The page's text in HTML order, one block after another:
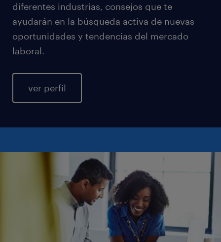
diferentes industrias, consejos que te
ayudarán en la búsqueda activa de nuevas
oportunidades y tendencias del mercado
laboral.
ver perfil